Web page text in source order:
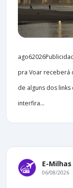
pra Voar receberá
de alguns dos
interfira...
E-Milhas
06/08/2026